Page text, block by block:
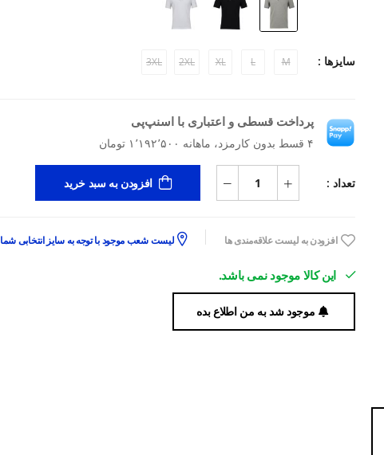
سایزها : M
L
XL
2XL
3XL
پرداخت قسطی و اعتباری با اسنپ‌پی
۴ قسط بدون کارمزد، ماهانه ۱٬۱۹۲٬۵۰۰ تومان
تعداد : افزودن به سبد خرید
افزودن به لیست علاقه‌مندی ها لیست شعب موجود با توجه به سایز انتخابی شما
این کالا موجود نمی باشد.
موجود شد به من اطلاع بده